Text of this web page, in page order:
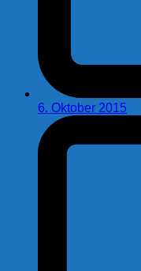
6. Oktober 2015